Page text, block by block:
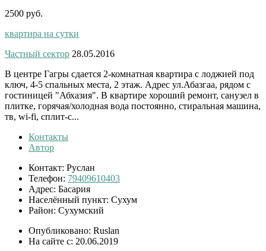
2500 руб.
квартира на сутки
Частный сектор 28.05.2016
В центре Гагры сдается 2-комнатная квартира с лоджией под
ключ, 4-5 спальных места, 2 этаж. Адрес ул.Абазгаа, рядом с
гостиницей "Абхазия". В квартире хороший ремонт, санузел в
плитке, горячая/холодная вода постоянно, стиральная машина,
тв, wi-fi, сплит-с...
Контакты
Автор
Контакт: Руслан
Телефон: 79409610403
Адрес: Басария
Населённый пункт: Сухум
Район: Сухумский
Опубликовано: Ruslan
На сайте с: 20.06.2019